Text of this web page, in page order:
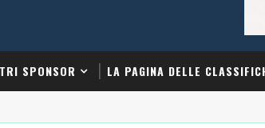
SPONSOR LA PAGINA DELLE